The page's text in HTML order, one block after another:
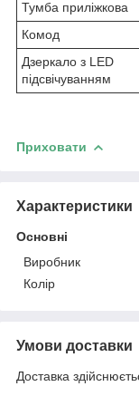
Тумба приліжкова
Комод
Дзеркало з LED
підсвічуванням
Приховати
Характеристики
Основні
Виробник
Колір
Умови доставки
Доставка